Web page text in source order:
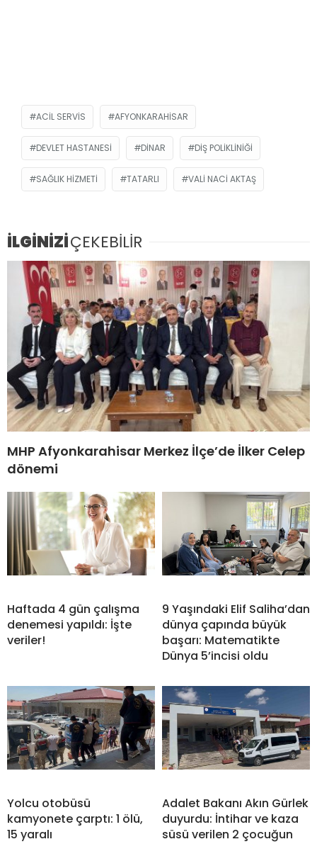
ACIL SERVIS AFYONKARAHISAR
DEVLET HASTANESI DINAR DIŞ POLIKLINIĞI
SAĞLIK HIZMETI TATARLI VALI NACI AKTAŞ
İLGİNİZİÇEKEBİLİR
MHP Afyonkarahisar Merkez İlçe’de İlker Celep
dönemi
Haftada 4 gün çalışma
denemesi yapıldı: İşte
veriler!
9 Yaşındaki Elif Saliha’dan
dünya çapında büyük
başarı: Matematikte
Dünya 5’incisi oldu
Yolcu otobüsü
kamyonete çarptı: 1 ölü,
15 yaralı
Adalet Bakanı Akın Gürlek
duyurdu: İntihar ve kaza
süsü verilen 2 çocuğun